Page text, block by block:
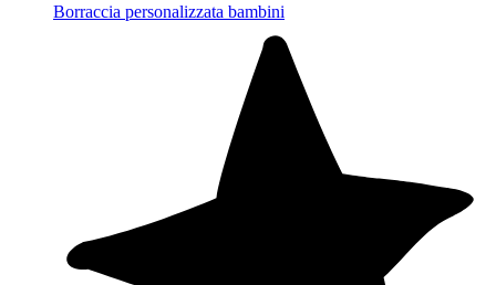
Borraccia personalizzata bambini